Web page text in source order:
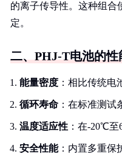
的离子传导性。这种组合
定。
二、PHJ-T电池的性
能量密度 ：相比传统电
循环寿命 ：在标准测试
温度适应性 ：在-20℃
安全性能：内置多重保